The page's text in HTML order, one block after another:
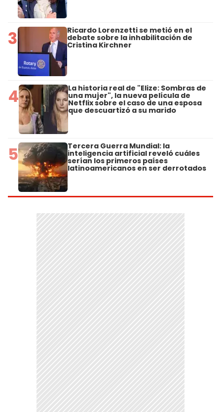
3 Ricardo Lorenzetti se metió en el
debate sobre la inhabilitación de
Cristina Kirchner
4 La historia real de "Elize: Sombras de
una mujer", la nueva película de
Netflix sobre el caso de una esposa
que descuartizó a su marido
5 Tercera Guerra Mundial: la
inteligencia artificial reveló cuáles
serían los primeros países
latinoamericanos en ser derrotados